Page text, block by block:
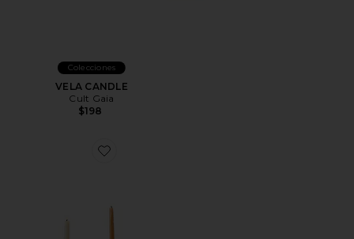
Colecciones
VELA CANDLE
Cult Gaia
$198
Favorite CANDELABRO WEYLYN